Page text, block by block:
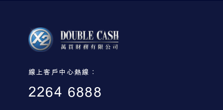
線上客戶中心熱線：
2264 6888